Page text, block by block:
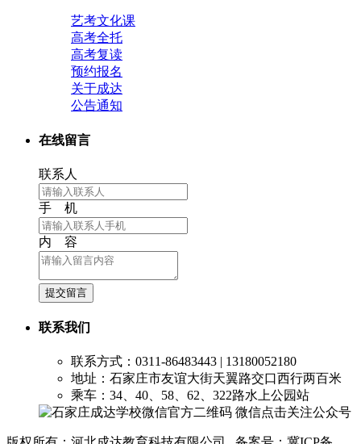
艺考文化课
高考全托
高考复读
预约报名
关于成达
公告通知
在线留言
联系人
手 机
内 容
提交留言
联系我们
联系方式：0311-86483443 | 13180052180
地址：石家庄市友谊大街天翼路交口西行两百米
乘车：34、40、58、62、322路水上公园站
微信点击关注公众号